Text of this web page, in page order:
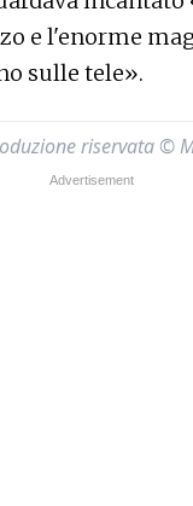
e l'enorme
sulle tele».
riservata ©